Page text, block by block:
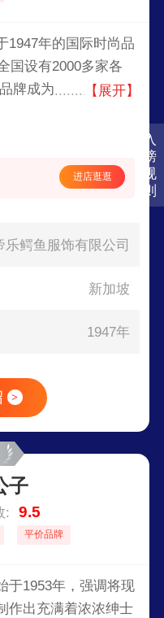
入
榜
规
则
1947年的国际时尚品
国设有2000多家各
牌成为极少数私人
导者。
【展开】
进店逛逛
乐鳄鱼服饰有限公司
新加坡
1947年
>
子
: 9.5
平价品牌
于1953年，强调将现
作出充满着浓浓绅士